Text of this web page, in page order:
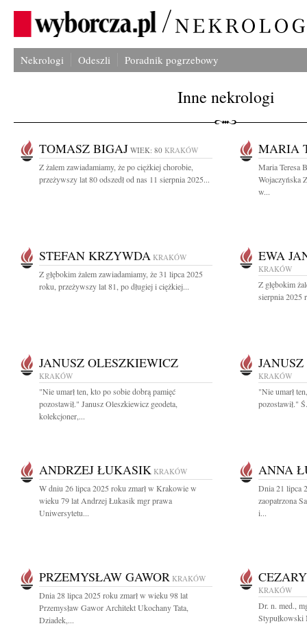
Nekrologi Odeszli Poradnik pogrzebowy
Inne nekrologi
TOMASZ BIGAJ WIEK: 80 KRAKÓW
Z żalem zawiadamiamy, że po ciężkiej chorobie,
przeżywszy lat 80 odszedł od nas 11 sierpnia 2025...
MARIA
Maria Teresa
Wojaczyńska
w...
STEFAN KRZYWDA KRAKÓW
Z głębokim żalem zawiadamiamy, że 31 lipca 2025
roku, przeżywszy lat 81, po długiej i ciężkiej...
EWA
KRAKÓW
Z głębokim
sierpnia 2025
JANUSZ OLESZKIEWICZ
KRAKÓW
"Nie umarł ten, kto po sobie dobrą pamięć
pozostawił." Janusz Oleszkiewicz geodeta,
kolekcjoner,...
KRAKÓW
"Nie umarł
pozostawił."
ANDRZEJ ŁUKASIK KRAKÓW
W dniu 26 lipca 2025 roku zmarł w Krakowie w
wieku 79 lat Andrzej Łukasik mgr prawa
Uniwersytetu...
ANNA
Dnia 21 lipca
zaopatrzona
i...
PRZEMYSŁAW GAWOR KRAKÓW
Dnia 28 lipca 2025 roku zmarł w wieku 98 lat
Przemysław Gawor Architekt Ukochany Tata,
Dziadek,...
KRAKÓW
Dr. n. med.,
Stypułkowski